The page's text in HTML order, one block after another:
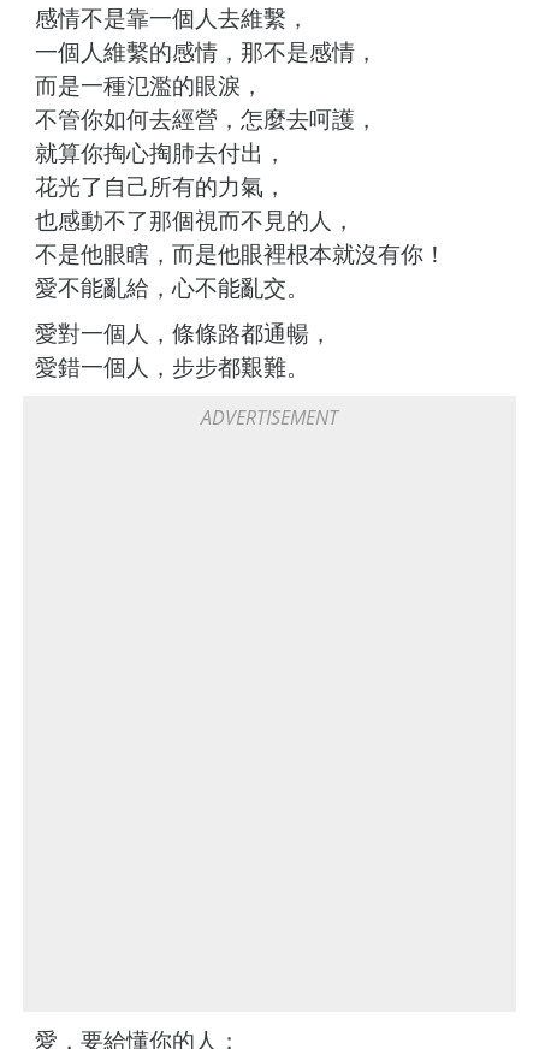
感情不是靠一個人去維繫，
一個人維繫的感情，那不是感情，
而是一種氾濫的眼淚，
不管你如何去經營，怎麼去呵護，
就算你掏心掏肺去付出，
花光了自己所有的力氣，
也感動不了那個視而不見的人，
不是他眼瞎，而是他眼裡根本就沒有你！
愛不能亂給，心不能亂交。
愛對一個人，條條路都通暢，
愛錯一個人，步步都艱難。
愛，要給懂你的人；